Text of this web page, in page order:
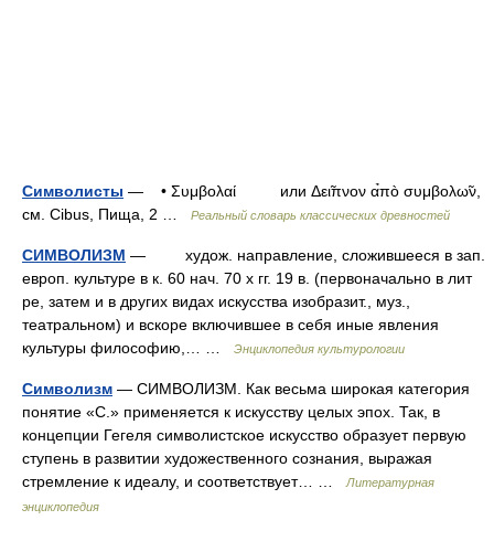
Символисты — • Συμβολαί или Δει̃πνον α̉πò συμβολω̃ν,
см. Cibus, Пища, 2 …
Реальный словарь классических древностей
СИМВОЛИЗМ — худож. направление, сложившееся в зап.
европ. культуре в к. 60 нач. 70 х гг. 19 в. (первоначально в лит
ре, затем и в других видах искусства изобразит., муз.,
театральном) и вскоре включившее в себя иные явления
культуры философию,… …
Энциклопедия культурологии
Символизм — СИМВОЛИЗМ. Как весьма широкая категория
понятие «С.» применяется к искусству целых эпох. Так, в
концепции Гегеля символистское искусство образует первую
ступень в развитии художественного сознания, выражая
стремление к идеалу, и соответствует… …
Литературная
энциклопедия